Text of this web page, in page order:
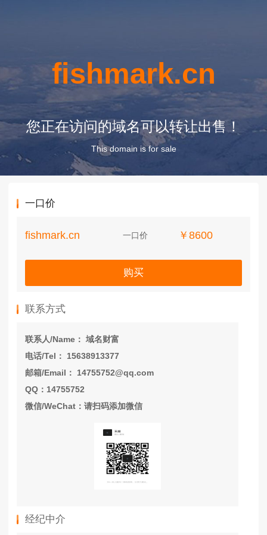
fishmark.cn
您正在访问的域名可以转让出售！
This domain is for sale
一口价
fishmark.cn 一口价 ￥8600
购买
联系方式
联系人/Name： 域名财富
电话/Tel： 15638913377
邮箱/Email： 14755752@qq.com
QQ：14755752
微信/WeChat：请扫码添加微信
经纪中介